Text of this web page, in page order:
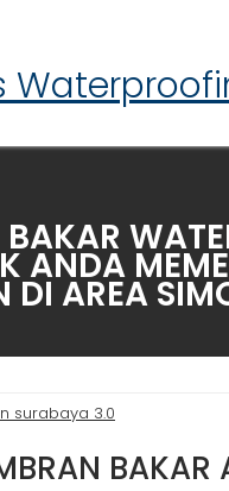
DI AREA
surabaya 3.0